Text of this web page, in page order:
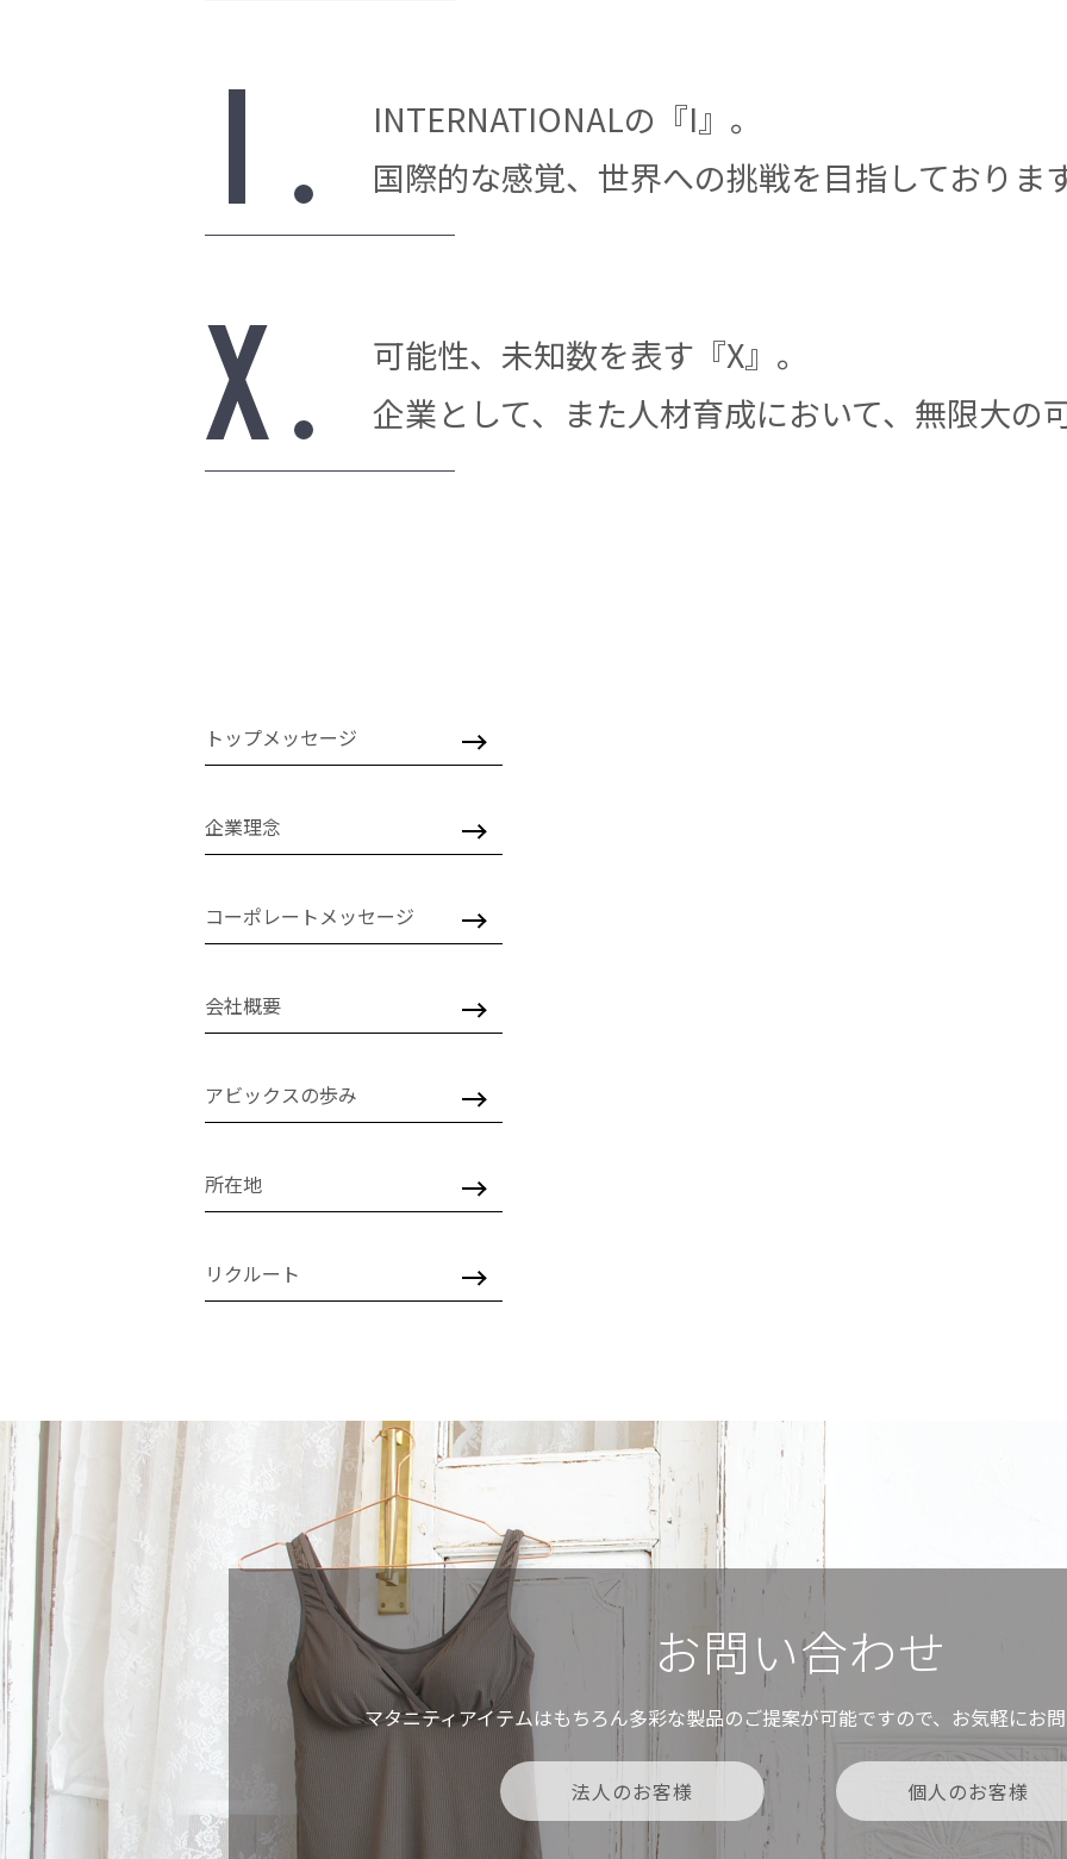
INTERNATIONALの『I』。
国際的な感覚、世界への挑戦を目指しております
可能性、未知数を表す『X』。
企業として、また人材育成において、無限大の
トップメッセージ
企業理念
コーポレートメッセージ
会社概要
アビックスの歩み
所在地
リクルート
お問い合わせ
マタニティアイテムはもちろん多彩な製品のご提案が可能ですので、お気軽にお問
法人のお客様 個人のお客様